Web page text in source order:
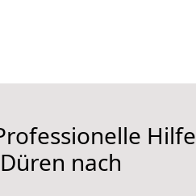
Hilfe
nach